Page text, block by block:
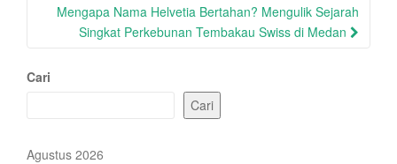
Mengapa Nama Helvetia Bertahan? Mengulik Sejarah
Singkat Perkebunan Tembakau Swiss di Medan
Cari
Cari
Agustus 2026